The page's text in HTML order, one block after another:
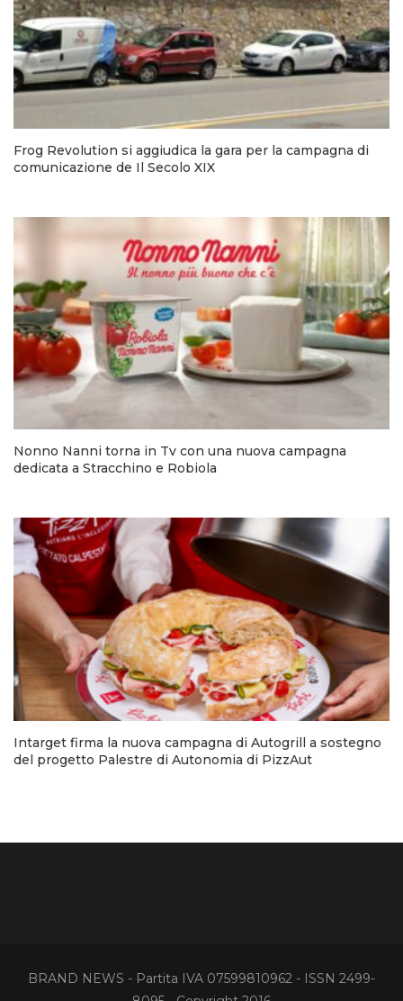
Frog Revolution si aggiudica la gara per la campagna di
comunicazione de Il Secolo XIX
Nonno Nanni torna in Tv con una nuova campagna
dedicata a Stracchino e Robiola
Intarget firma la nuova campagna di Autogrill a sostegno
del progetto Palestre di Autonomia di PizzAut
BRAND NEWS - Partita IVA 07599810962 - ISSN 2499-